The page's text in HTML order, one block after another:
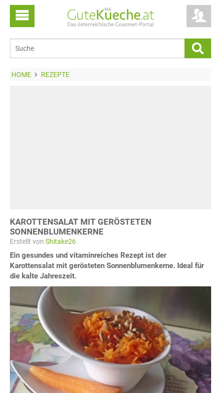
HOME REZEPTE
KAROTTENSALAT MIT GERÖSTETEN
SONNENBLUMENKERNE
Erstellt von Shitake26
Ein gesundes und vitaminreiches Rezept ist der
Karottensalat mit gerösteten Sonnenblumenkerne. Ideal für
die kalte Jahreszeit.